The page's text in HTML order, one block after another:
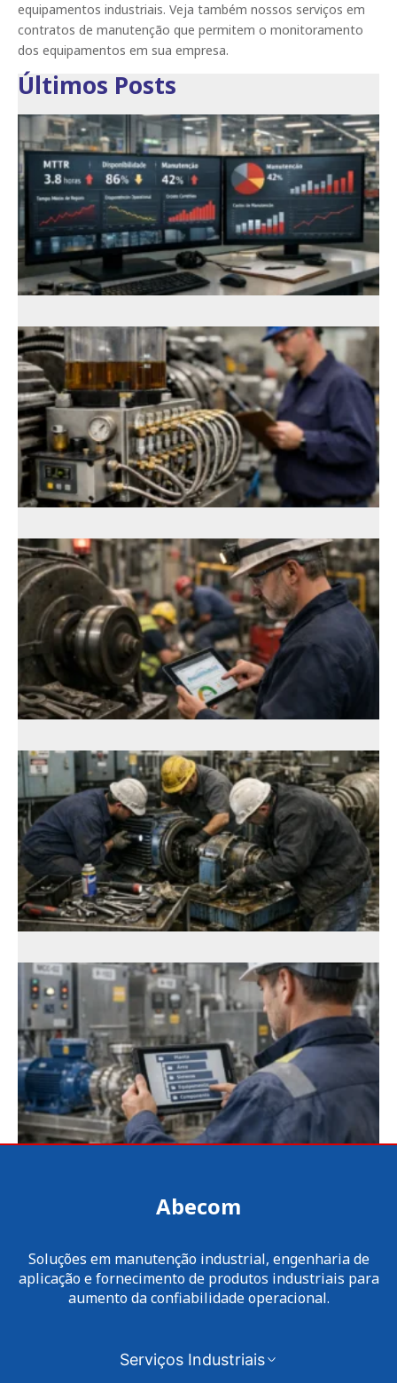
equipamentos industriais. Veja também nossos serviços em
contratos de manutenção que permitem o monitoramento
dos equipamentos em sua empresa.
Últimos Posts
Abecom
Soluções em manutenção industrial, engenharia de
aplicação e fornecimento de produtos industriais para
aumento da confiabilidade operacional.
Serviços Industriais